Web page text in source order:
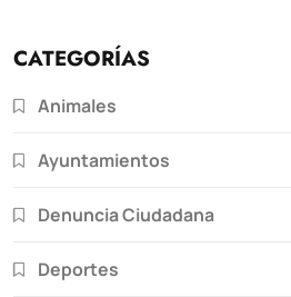
CATEGORÍAS
Animales
Ayuntamientos
Denuncia Ciudadana
Deportes